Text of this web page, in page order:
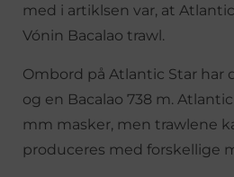
med i artiklsen var, at
Vónin Bacalao trawl.
Ombord på Atlantic Star har
og en Bacalao 738 m.
mm masker, men trawlene
produceres med forskellige